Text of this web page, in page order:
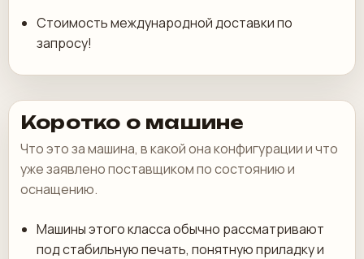
Стоимость международной доставки по
запросу!
Коротко о машине
Что это за машина, в какой она конфигурации и что
уже заявлено поставщиком по состоянию и
оснащению.
Машины этого класса обычно рассматривают
под стабильную печать, понятную приладку и